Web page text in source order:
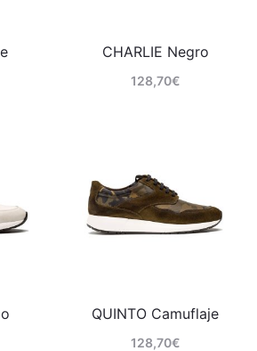
CHARLIE Negro
128,70€
QUINTO Camuflaje
128,70€